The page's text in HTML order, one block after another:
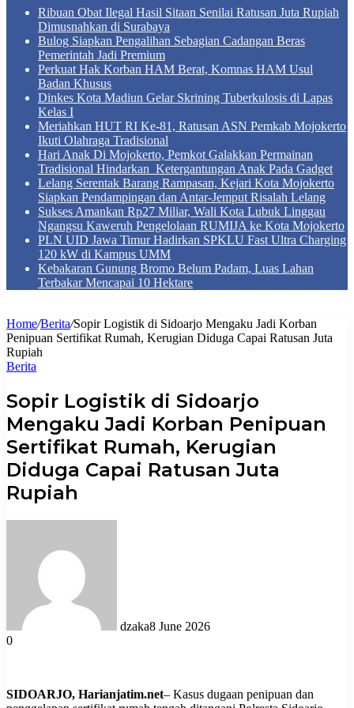
Ribuan Obat Ilegal Hasil Sitaan Senilai Ratusan Juta Rupiah
Dimusnahkan di Surabaya
Bulog Siapkan Pengalihan Sebagian Cadangan Beras
Pemerintah Jadi Premium
Perkuat Hak Korban HAM Berat, Komnas HAM Usul
Badan Khusus
Dinkes Kota Madiun Gelar Skrining Tuberkulosis di Lapas
Kelas I
Meriahkan HUT RI Ke-81, Ratusan ASN Pemkab Mojokerto
Ikuti Olahraga Tradisional
Hari Anak Di Mojokerto, Pemkot Galakkan Permainan
Tradisional Hindarkan Ketergantungan Anak Pada Gadget
Lelang Serentak Barang Rampasan, Kejari Kota Mojokerto
Siapkan Pendampingan dan Antar-Jemput Risalah Lelang
Sukses Amankan Rp27 Miliar, Wali Kota Lubuk Linggau
Ngangsu Kaweruh Pengelolaan RUMIJA ke Kota Mojokerto
PLN UID Jawa Timur Hadirkan SPKLU Fast Ultra Charging
120 kW di Kampus UMM
Kebakaran Gunung Bromo Belum Padam, Luas Lahan
Terbakar Mencapai 10 Hektare
Home/Berita/Sopir Logistik di Sidoarjo Mengaku Jadi Korban
Penipuan Sertifikat Rumah, Kerugian Diduga Capai Ratusan Juta
Rupiah
Berita
Sopir Logistik di Sidoarjo
Mengaku Jadi Korban Penipuan
Sertifikat Rumah, Kerugian
Diduga Capai Ratusan Juta
Rupiah
dzaka8 June 2026
0
SIDOARJO, Harianjatim.net– Kasus dugaan penipuan dan